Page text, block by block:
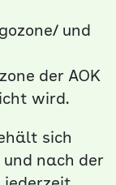
und
der AOK
wird.
sich
nach der